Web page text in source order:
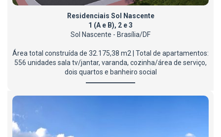
Residenciais Sol Nascente
1 (A e B), 2 e 3
Sol Nascente - Brasília/DF
Área total construída de 32.175,38 m2 | Total de apartamentos:
556 unidades sala tv/jantar, varanda, cozinha/área de serviço,
dois quartos e banheiro social